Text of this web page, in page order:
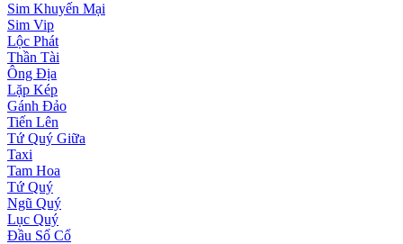
Sim Khuyến Mại
Sim Vip
Lộc Phát
Thần Tài
Ông Địa
Lặp Kép
Gánh Đảo
Tiến Lên
Tứ Quý Giữa
Taxi
Tam Hoa
Tứ Quý
Ngũ Quý
Lục Quý
Đầu Số Cổ